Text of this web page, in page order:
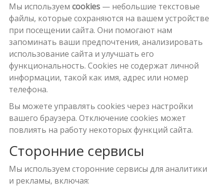
Мы используем cookies— небольшие текстовые
файлы, которые сохраняются на вашем устройстве
при посещении сайта. Они помогают нам
запоминать ваши предпочтения, анализировать
использование сайта и улучшать его
функциональность. Cookies не содержат личной
информации, такой как имя, адрес или номер
телефона.
Вы можете управлять cookies через настройки
вашего браузера. Отключение cookies может
повлиять на работу некоторых функций сайта.
Сторонние сервисы
Мы используем сторонние сервисы для аналитики
и рекламы, включая: